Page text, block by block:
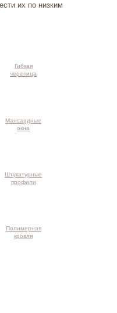
их по низким
Гибкая
черепица
Мансардные
окна
Штукатурные
профили
Полимерная
кровля